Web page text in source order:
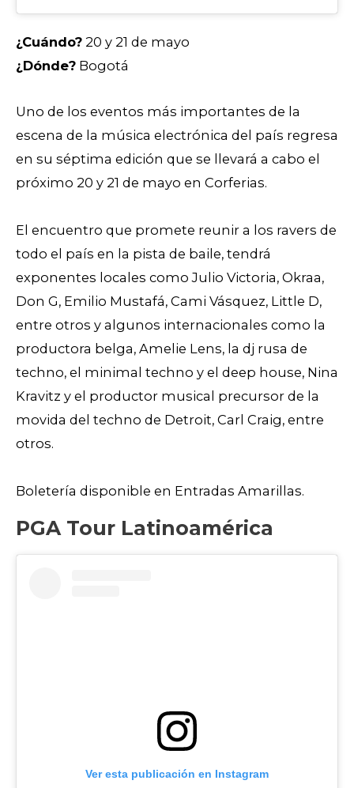
¿Cuándo? 20 y 21 de mayo
¿Dónde? Bogotá
Uno de los eventos más importantes de la
escena de la música electrónica del país regresa
en su séptima edición que se llevará a cabo el
próximo 20 y 21 de mayo en Corferias.
El encuentro que promete reunir a los ravers de
todo el país en la pista de baile, tendrá
exponentes locales como Julio Victoria, Okraa,
Don G, Emilio Mustafá, Cami Vásquez, Little D,
entre otros y algunos internacionales como la
productora belga, Amelie Lens, la dj rusa de
techno, el minimal techno y el deep house, Nina
Kravitz y el productor musical precursor de la
movida del techno de Detroit, Carl Craig, entre
otros.
Boletería disponible en Entradas Amarillas.
PGA Tour Latinoamérica
Ver esta publicación en Instagram